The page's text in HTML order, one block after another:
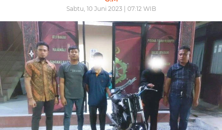
Sabtu, 10 Juni 2023 | 07:12 WIB